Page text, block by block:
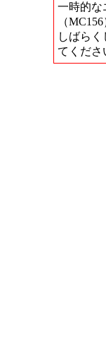
一時的な
（MC156
しばら
てくださ